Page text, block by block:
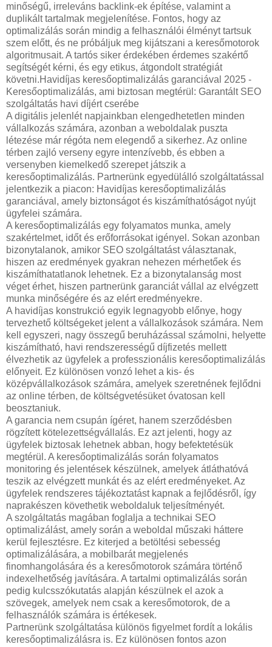
minőségű, irreleváns backlink-ek építése, valamint a
duplikált tartalmak megjelenítése. Fontos, hogy az
optimalizálás során mindig a felhasználói élményt tartsuk
szem előtt, és ne próbáljuk meg kijátszani a keresőmotorok
algoritmusait. A tartós siker érdekében érdemes szakértő
segítségét kérni, és egy etikus, átgondolt stratégiát
követni.Havidíjas keresőoptimalizálás garanciával 2025 -
Keresőoptimalizálás, ami biztosan megtérül: Garantált SEO
szolgáltatás havi díjért cserébe
A digitális jelenlét napjainkban elengedhetetlen minden
vállalkozás számára, azonban a weboldalak puszta
létezése már régóta nem elegendő a sikerhez. Az online
térben zajló verseny egyre intenzívebb, és ebben a
versenyben kiemelkedő szerepet játszik a
keresőoptimalizálás. Partnerünk egyedülálló szolgáltatással
jelentkezik a piacon: Havidíjas keresőoptimalizálás
garanciával, amely biztonságot és kiszámíthatóságot nyújt
ügyfelei számára.
A keresőoptimalizálás egy folyamatos munka, amely
szakértelmet, időt és erőforrásokat igényel. Sokan azonban
bizonytalanok, amikor SEO szolgáltatást választanak,
hiszen az eredmények gyakran nehezen mérhetőek és
kiszámíthatatlanok lehetnek. Ez a bizonytalanság most
véget érhet, hiszen partnerünk garanciát vállal az elvégzett
munka minőségére és az elért eredményekre.
A havidíjas konstrukció egyik legnagyobb előnye, hogy
tervezhető költségeket jelent a vállalkozások számára. Nem
kell egyszeri, nagy összegű beruházással számolni, helyette
kiszámítható, havi rendszerességű díjfizetés mellett
élvezhetik az ügyfelek a professzionális keresőoptimalizálás
előnyeit. Ez különösen vonzó lehet a kis- és
középvállalkozások számára, amelyek szeretnének fejlődni
az online térben, de költségvetésüket óvatosan kell
beosztaniuk.
A garancia nem csupán ígéret, hanem szerződésben
rögzített kötelezettségvállalás. Ez azt jelenti, hogy az
ügyfelek biztosak lehetnek abban, hogy befektetésük
megtérül. A keresőoptimalizálás során folyamatos
monitoring és jelentések készülnek, amelyek átláthatóvá
teszik az elvégzett munkát és az elért eredményeket. Az
ügyfelek rendszeres tájékoztatást kapnak a fejlődésről, így
naprakészen követhetik weboldaluk teljesítményét.
A szolgáltatás magában foglalja a technikai SEO
optimalizálást, amely során a weboldal műszaki háttere
kerül fejlesztésre. Ez kiterjed a betöltési sebesség
optimalizálására, a mobilbarát megjelenés
finomhangolására és a keresőmotorok számára történő
indexelhetőség javítására. A tartalmi optimalizálás során
pedig kulcsszókutatás alapján készülnek el azok a
szövegek, amelyek nem csak a keresőmotorok, de a
felhasználók számára is értékesek.
Partnerünk szolgáltatása különös figyelmet fordít a lokális
keresőoptimalizálásra is. Ez különösen fontos azon